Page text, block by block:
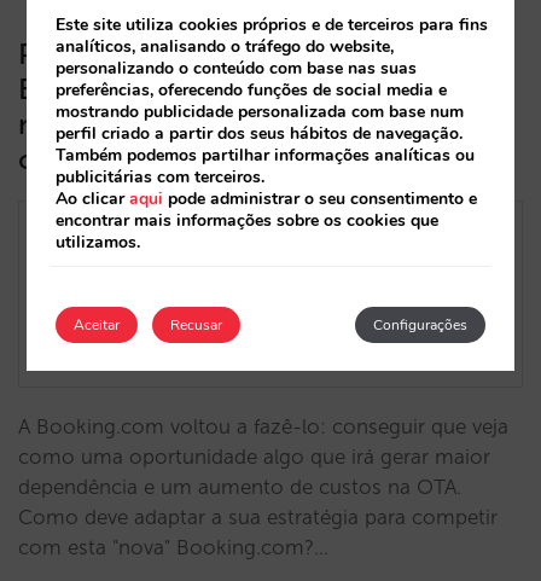
Por que razão mudar da
Booking.com para o modelo
merchant é tão importante e como
competir com ele
A Booking.com voltou a fazê-lo: conseguir que veja
como uma oportunidade algo que irá gerar maior
dependência e um aumento de custos na OTA.
Como deve adaptar a sua estratégia para competir
com esta "nova" Booking.com?…
Este site utiliza cookies próprios e de terceiros para fins
analíticos, analisando o tráfego do website,
personalizando o conteúdo com base nas suas
preferências, oferecendo funções de social media e
mostrando publicidade personalizada com base num
perfil criado a partir dos seus hábitos de navegação.
Também podemos partilhar informações analíticas ou
publicitárias com terceiros.
Ao clicaraqui pode administrar o seu consentimento e
encontrar mais informações sobre os cookies que
utilizamos.
Aceitar Configurações
Recusar